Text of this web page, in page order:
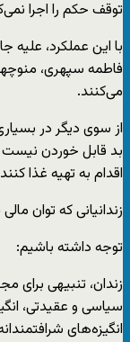
توقف حکم را اجرا
با این عملکرد، علیه
فاطمه سپهری،
می‌کنند.
از سوی دیگر در
بد قابل خوردن
اقدام به تهیه غذا
زندانیانی که توان
توجه داشته باشیم:
زندان، تنبیهی برای
سیاسی و عقیدتی،
انگیزه‌های